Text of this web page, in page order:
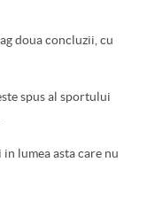
doua concluzii, cu
spus al sportului
lumea asta care nu